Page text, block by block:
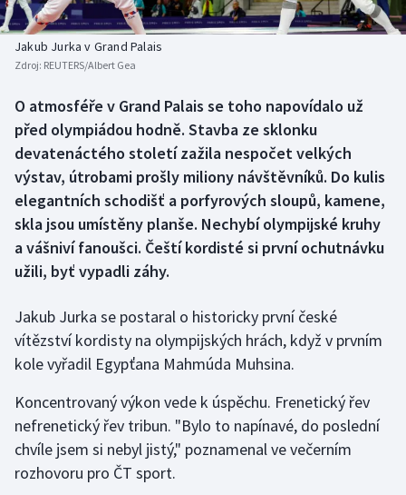
Biatlon
Boby a skeleton
Box
Curling
Dostihy
Florbal
Futsal
Golf
Gymnastika
Házená
Jezdectví
Aplikace ČT sport
AZ kvíz
Jakub Jurka v Grand Palais
Zdroj: REUTERS/Albert Gea
O atmosféře v Grand Palais se toho napovídalo už
před olympiádou hodně. Stavba ze sklonku
devatenáctého století zažila nespočet velkých
výstav, útrobami prošly miliony návštěvníků. Do kulis
elegantních schodišť a porfyrových sloupů, kamene,
skla jsou umístěny planše. Nechybí olympijské kruhy
a vášniví fanoušci. Čeští kordisté si první ochutnávku
užili, byť vypadli záhy.
Jakub Jurka se postaral o historicky první české
vítězství kordisty na olympijských hrách, když v prvním
kole vyřadil Egypťana Mahmúda Muhsina.
Koncentrovaný výkon vede k úspěchu. Frenetický řev
nefrenetický řev tribun. "Bylo to napínavé, do poslední
chvíle jsem si nebyl jistý," poznamenal ve večerním
rozhovoru pro ČT sport.